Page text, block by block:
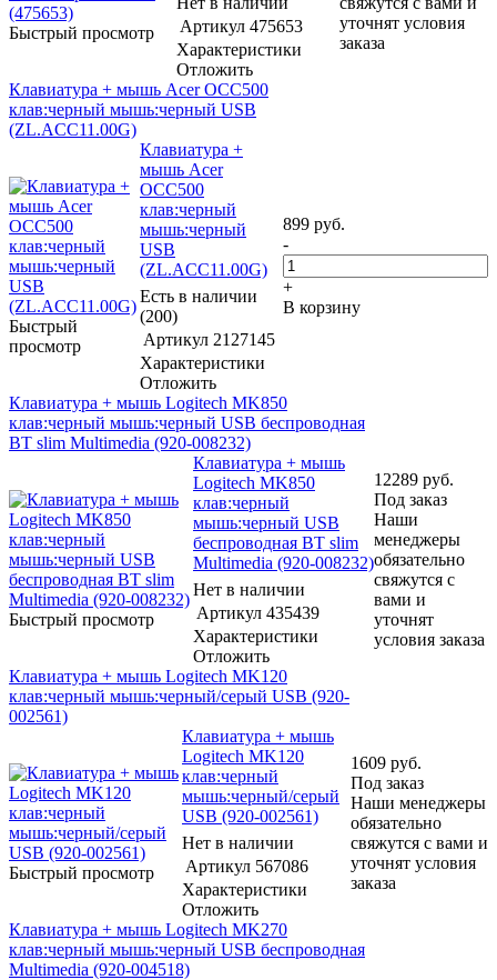
Быстрый просмотр
Артикул 475653
Характеристики
Отложить
уточнят условия
заказа
Клавиатура + мышь Acer OCC500
клав:черный мышь:черный USB
(ZL.ACC11.00G)
Быстрый
просмотр
Клавиатура +
мышь Acer
OCC500
клав:черный
мышь:черный
USB
(ZL.ACC11.00G)
Есть в наличии
(200)
Артикул 2127145
Характеристики
Отложить
899 руб.
-
+
В корзину
Клавиатура + мышь Logitech MK850
клав:черный мышь:черный USB беспроводная
BT slim Multimedia (920-008232)
Быстрый просмотр
Клавиатура + мышь
Logitech MK850
клав:черный
мышь:черный USB
беспроводная BT slim
Multimedia (920-008232)
Нет в наличии
Артикул 435439
Характеристики
Отложить
12289 руб.
Под заказ
Наши
менеджеры
обязательно
свяжутся с
вами и
уточнят
условия заказа
Клавиатура + мышь Logitech MK120
клав:черный мышь:черный/серый USB (920-
002561)
Быстрый просмотр
Клавиатура + мышь
Logitech MK120
клав:черный
мышь:черный/серый
USB (920-002561)
Нет в наличии
Артикул 567086
Характеристики
Отложить
1609 руб.
Под заказ
Наши менеджеры
обязательно
свяжутся с вами и
уточнят условия
заказа
Клавиатура + мышь Logitech MK270
клав:черный мышь:черный USB беспроводная
Multimedia (920-004518)